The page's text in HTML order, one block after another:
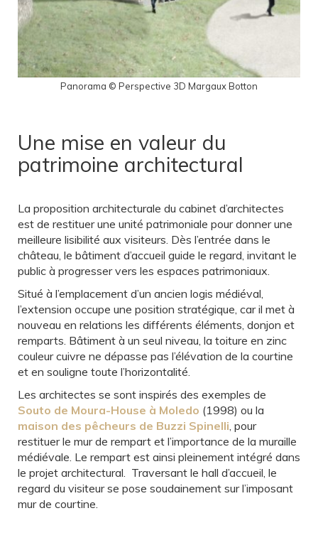
Panorama © Perspective 3D Margaux Botton
Une mise en valeur du
patrimoine architectural
La proposition architecturale du cabinet d’architectes
est de restituer une unité patrimoniale pour donner une
meilleure lisibilité aux visiteurs. Dès l’entrée dans le
château, le bâtiment d’accueil guide le regard, invitant le
public à progresser vers les espaces patrimoniaux.
Situé à l’emplacement d’un ancien logis médiéval,
l’extension occupe une position stratégique, car il met à
nouveau en relations les différents éléments, donjon et
remparts. Bâtiment à un seul niveau, la toiture en zinc
couleur cuivre ne dépasse pas l’élévation de la courtine
et en souligne toute l’horizontalité.
Les architectes se sont inspirés des exemples de
Souto de Moura-House à Moledo (1998) ou la
maison des pêcheurs de Buzzi Spinelli , pour
restituer le mur de rempart et l’importance de la muraille
médiévale. Le rempart est ainsi pleinement intégré dans
le projet architectural. Traversant le hall d’accueil, le
regard du visiteur se pose soudainement sur l’imposant
mur de courtine.